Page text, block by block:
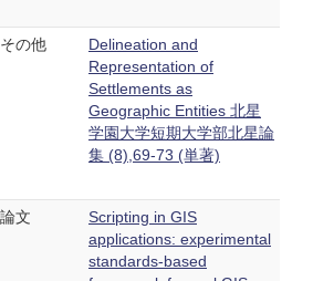
その他
Delineation and
Representation of
Settlements as
Geographic Entities 北星
学園大学短期大学部北星論
集 (8),69-73 (単著)
論文
Scripting in GIS
applications: experimental
standards-based